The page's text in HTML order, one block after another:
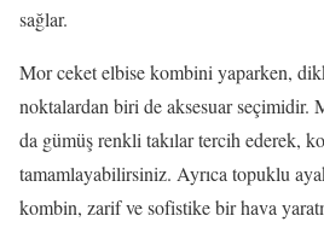
sağlar.
Mor ceket elbise kombini yaparken,
noktalardan biri de aksesuar seçimidir.
da gümüş renkli takılar tercih ederek,
tamamlayabilirsiniz. Ayrıca topuklu
kombin, zarif ve sofistike bir hava